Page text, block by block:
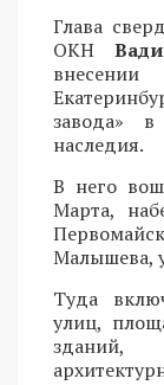
Глава
ОКН
завода» в
наследия.
В него
Марта,
Малышева,
Туда
улиц,
зданий,